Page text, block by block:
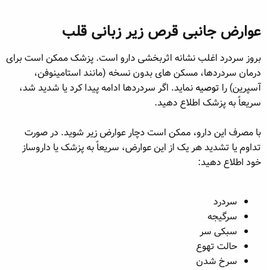
عوارض جانبی قرص زیر زبانی قلب
بروز سردرد اغلب نشانه اثربخشی دارو است. پزشک ممکن است برای
درمان سردردها، مسکن های بدون نسخه (مانند استامینوفن،
آسپرین) را توصیه نماید. اگر سردردها ادامه پیدا کرد یا شدید شد،
سریعاً به پزشک اطلاع دهید.
با مصرف این دارو، ممکن است دچار عوارض زیر شوید. در صورت
تداوم یا تشدید هر یک از این عوارض، سریعاً به پزشک یا داروساز
خود اطلاع دهید:
سردرد
سرگیجه
سبکی سر
حالت تهوع
سرخ شدن